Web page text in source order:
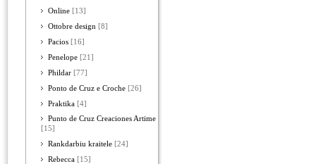
Online [13]
Ottobre design [8]
Pacios [16]
Penelope [21]
Phildar [77]
Ponto de Cruz e Croche [26]
Praktika [4]
Punto de Cruz Creaciones Artime
[15]
Rankdarbiu kraitele [24]
Rebecca [15]